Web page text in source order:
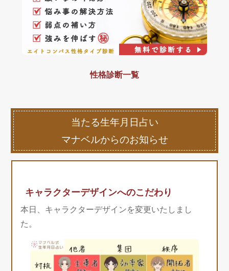
性格診断一覧
当たる生年月日占い
マナベルからのお知らせ
キャラクターデザインへのこだわり
本日、キャラクターデザインを変更いたしまし
た。